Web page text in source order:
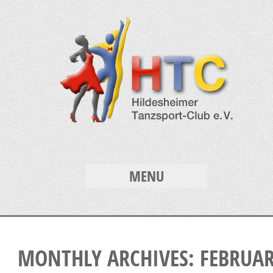
MENU
MONTHLY ARCHIVES: